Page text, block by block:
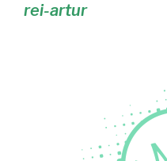
rei-artur